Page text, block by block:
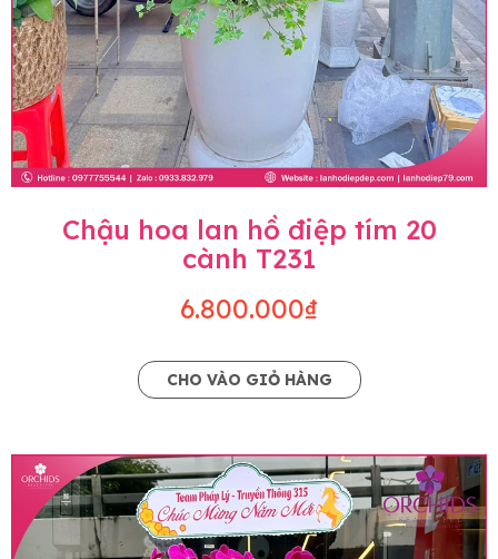
Chậu hoa lan hồ điệp tím 20
cành T231
6.800.000₫
CHO VÀO GIỎ HÀNG